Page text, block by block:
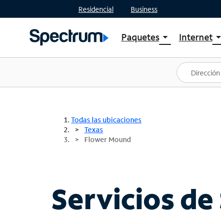
Residencial Business
Paquetesarrow_drop_down
Ver paquetes
Spectrum One
Mejores ofertas
Internetarrow_drop_down
Planes
Todas las ubicaciones
Texas
Flower Mound
Servicios